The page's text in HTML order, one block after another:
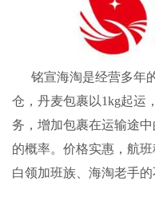
铭宣海淘是经营多年
仓，丹麦包裹以1kg起运
务，增加包裹在运输途
的概率。价格实惠，航
白领加班族、海淘老手的